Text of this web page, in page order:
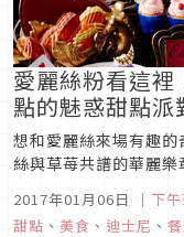
愛麗絲粉看這
點的魅惑甜點派
想和愛麗絲來場有趣
絲與草苺共譜的華麗
仙境為主題企劃出『
也加入其中，使派對更
2017年01月06日 ｜ 下
甜點 、 美食 、 迪士尼 、